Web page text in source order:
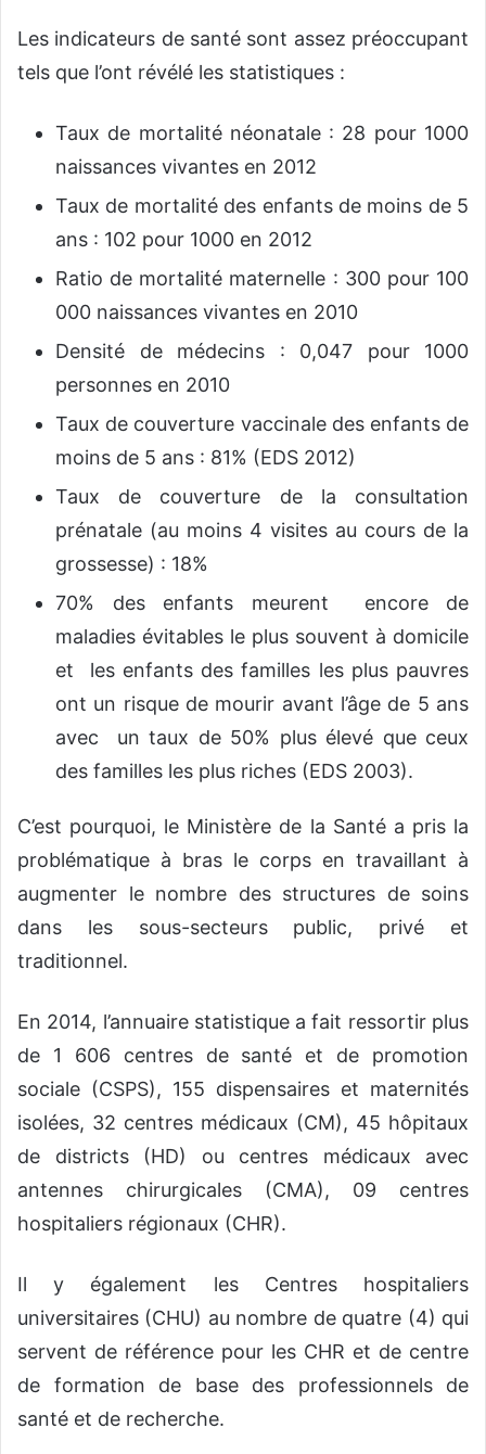
Les indicateurs de santé sont assez préoccupant
tels que l’ont révélé les statistiques :
Taux de mortalité néonatale : 28 pour 1000
naissances vivantes en 2012
Taux de mortalité des enfants de moins de 5
ans : 102 pour 1000 en 2012
Ratio de mortalité maternelle : 300 pour 100
000 naissances vivantes en 2010
Densité de médecins : 0,047 pour 1000
personnes en 2010
Taux de couverture vaccinale des enfants de
moins de 5 ans : 81% (EDS 2012)
Taux de couverture de la consultation
prénatale (au moins 4 visites au cours de la
grossesse) : 18%
70% des enfants meurent encore de
maladies évitables le plus souvent à domicile
et les enfants des familles les plus pauvres
ont un risque de mourir avant l’âge de 5 ans
avec un taux de 50% plus élevé que ceux
des familles les plus riches (EDS 2003).
C’est pourquoi, le Ministère de la Santé a pris la
problématique à bras le corps en travaillant à
augmenter le nombre des structures de soins
dans les sous-secteurs public, privé et
traditionnel.
En 2014, l’annuaire statistique a fait ressortir plus
de 1 606 centres de santé et de promotion
sociale (CSPS), 155 dispensaires et maternités
isolées, 32 centres médicaux (CM), 45 hôpitaux
de districts (HD) ou centres médicaux avec
antennes chirurgicales (CMA), 09 centres
hospitaliers régionaux (CHR).
Il y également les Centres hospitaliers
universitaires (CHU) au nombre de quatre (4) qui
servent de référence pour les CHR et de centre
de formation de base des professionnels de
santé et de recherche.